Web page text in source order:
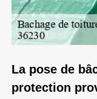
La pose de
protection